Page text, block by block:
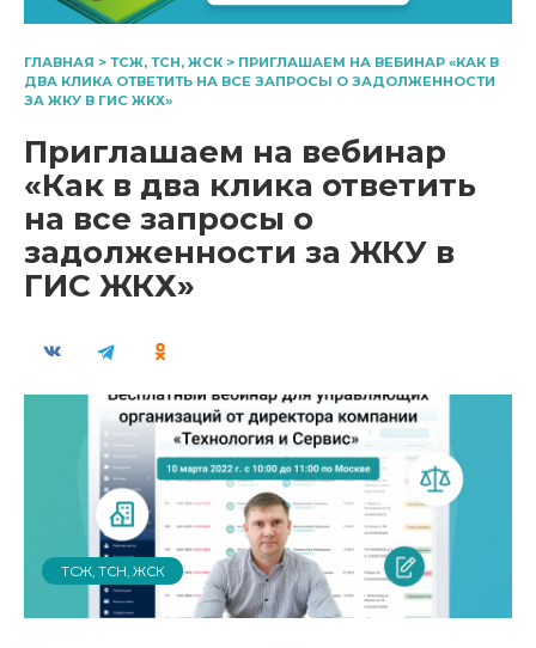
ГЛАВНАЯ > ТСЖ, ТСН, ЖСК > ПРИГЛАШАЕМ НА ВЕБИНАР «КАК В
ДВА КЛИКА ОТВЕТИТЬ НА ВСЕ ЗАПРОСЫ О ЗАДОЛЖЕННОСТИ
ЗА ЖКУ В ГИС ЖКХ»
Приглашаем на вебинар
«Как в два клика ответить
на все запросы о
задолженности за ЖКУ в
ГИС ЖКХ»
ТСЖ, ТСН, ЖСК